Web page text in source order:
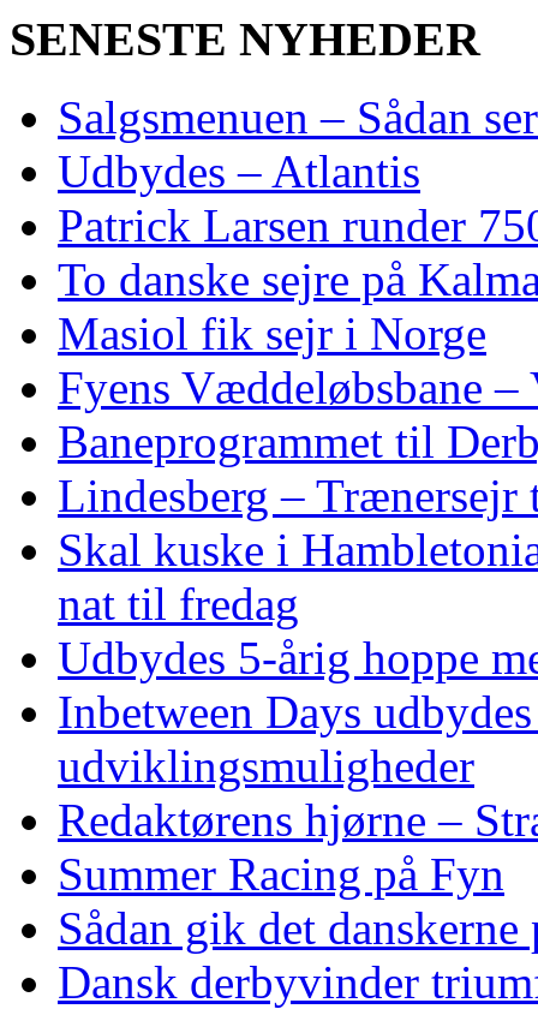
SENESTE NYHEDER
Salgsmenuen – Sådan
Udbydes – Atlantis
Patrick Larsen runder
To danske sejre på
Masiol fik sejr i Norge
Fyens Væddeløbsbane
Baneprogrammet til
Lindesberg – Trænersejr
Skal kuske i
nat til fredag
Udbydes 5‑årig hoppe
Inbetween Days
udviklingsmuligheder
Redaktørens hjørne –
Summer Racing på Fyn
Sådan gik det
Dansk derbyvinder